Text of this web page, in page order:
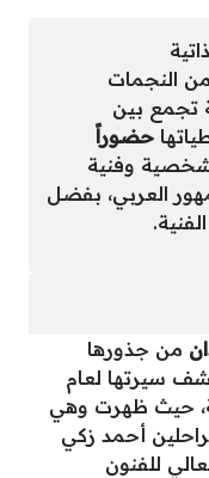
النجمات
تجمع بين
حضوراً
شخصية وفنية
العربي، بفضل
من جذورها
سيرتها لعام
، حيث ظهرت وهي
أحمد زكي
للفنون